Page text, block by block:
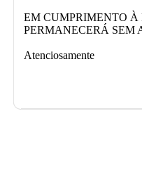
EM CUMPRIMENTO
PERMANECERÁ SEM
Atenciosamente